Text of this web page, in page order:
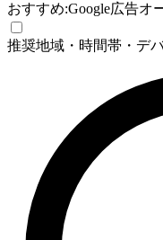
おすすめ:Google広告オ
推奨地域・時間帯・デ